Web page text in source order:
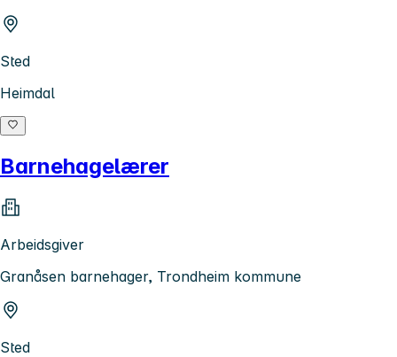
Sted
Heimdal
Barnehagelærer
Arbeidsgiver
Granåsen barnehager, Trondheim kommune
Sted